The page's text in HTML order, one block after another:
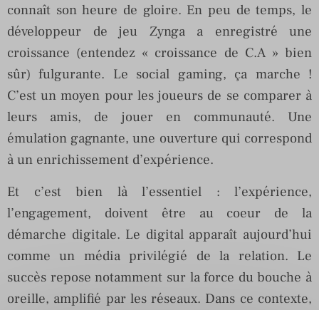
connaît son heure de gloire. En peu de temps, le
développeur de jeu Zynga a enregistré une
croissance (entendez « croissance de C.A » bien
sûr) fulgurante. Le social gaming, ça marche !
C’est un moyen pour les joueurs de se comparer à
leurs amis, de jouer en communauté. Une
émulation gagnante, une ouverture qui correspond
à un enrichissement d’expérience.
Et c’est bien là l’essentiel : l’expérience,
l’engagement, doivent être au coeur de la
démarche digitale. Le digital apparaît aujourd’hui
comme un média privilégié de la relation. Le
succès repose notamment sur la force du bouche à
oreille, amplifié par les réseaux. Dans ce contexte,